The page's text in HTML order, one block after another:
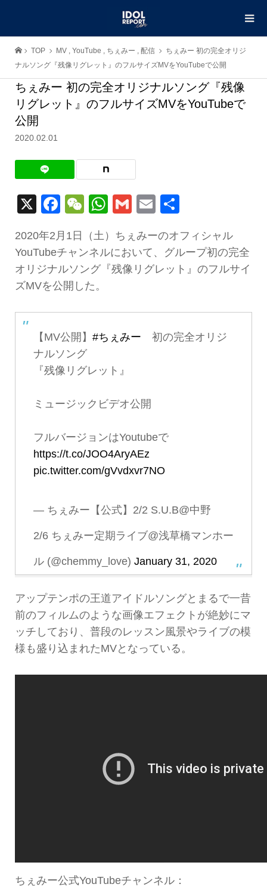
TOP MV , YouTube , ちぇみー , 配信
ちぇみー 初の完全オリジ
ナルソング『残像リグレット』のフルサイズMVをYouTubeで公開
ちぇみー 初の完全オリジナルソング『残像
リグレット』のフルサイズMVをYouTubeで
公開
2020.02.01
X Facebook
WeChat
WhatsApp
GmailEmail
2020年2月1日（土）ちぇみーのオフィシャル
YouTubeチャンネルにおいて、グループ初の完全
オリジナルソング『残像リグレット』のフルサイ
ズMVを公開した。
【MV公開】 #ちぇみー 初の完全オリジ
ナルソング
『残像リグレット』
ミュージックビデオ公開
フルバージョンはYoutubeで
https://t.co/JOO4AryAEz
pic.twitter.com/gVvdxvr7NO
— ちぇみー【公式】2/2 S.U.B@中野
2/6 ちぇみー定期ライブ@浅草橋マンホー
ル (@chemmy_love) January 31, 2020
アップテンポの王道アイドルソングとまるで一昔
前のフィルムのような画像エフェクトが絶妙にマ
ッチしており、普段のレッスン風景やライブの模
様も盛り込まれたMVとなっている。
ちぇみー公式YouTubeチャンネル：